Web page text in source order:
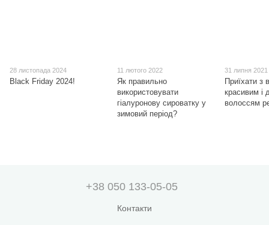
28 листопада 2024
Black Friday 2024!
11 лютого 2022
Як правильно
використовувати
гіалуронову сироватку у
зимовий період?
31 липня 2021
Приїхати з
красивим і
волоссям
+38 050 133-05-05
Контакти